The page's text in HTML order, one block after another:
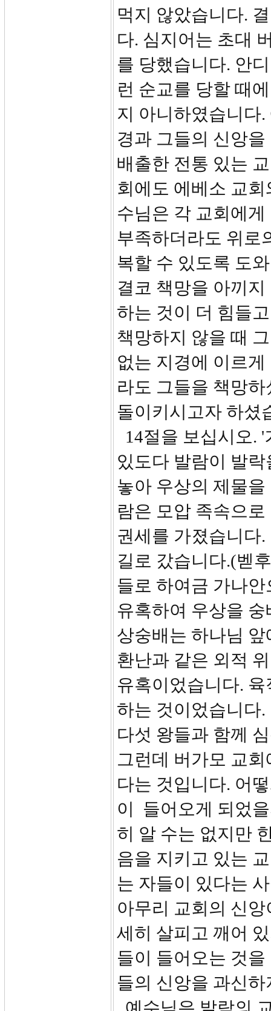
먹지 않았습니다.
다. 심지어는 초대
를 당했습니다. 안
런 순교를 당할 때
지 아니하였습니다
경과 그들의 신앙
배출한 전통 있는
회에도 에베소 교
수님은 각 교회에
부족하더라도 위로
복할 수 있도록 도
결코 책망을 아끼
하는 것이 더 힘들
책망하지 않을 때
없는 지경에 이르
라도 그들을 책망
돌이키시고자 하셨
14절을 보십시오.
있도다 발람이 발
놓아 우상의 제물
람은 모압 족속으
권세를 가졌습니다
길로 갔습니다.(벧
들로 하여금 가나
유혹하여 우상을
상숭배는 하나님
환난과 같은 외적
유혹이었습니다.
하는 것이었습니다
다섯 왕들과 함께
그런데 버가모 교
다는 것입니다. 어
이 들어오게 되었
히 알 수는 없지만
음을 지키고 있는
는 자들이 있다는
아무리 교회의 신
세히 살피고 깨어
들이 들어오는 것
들의 신앙을 과신